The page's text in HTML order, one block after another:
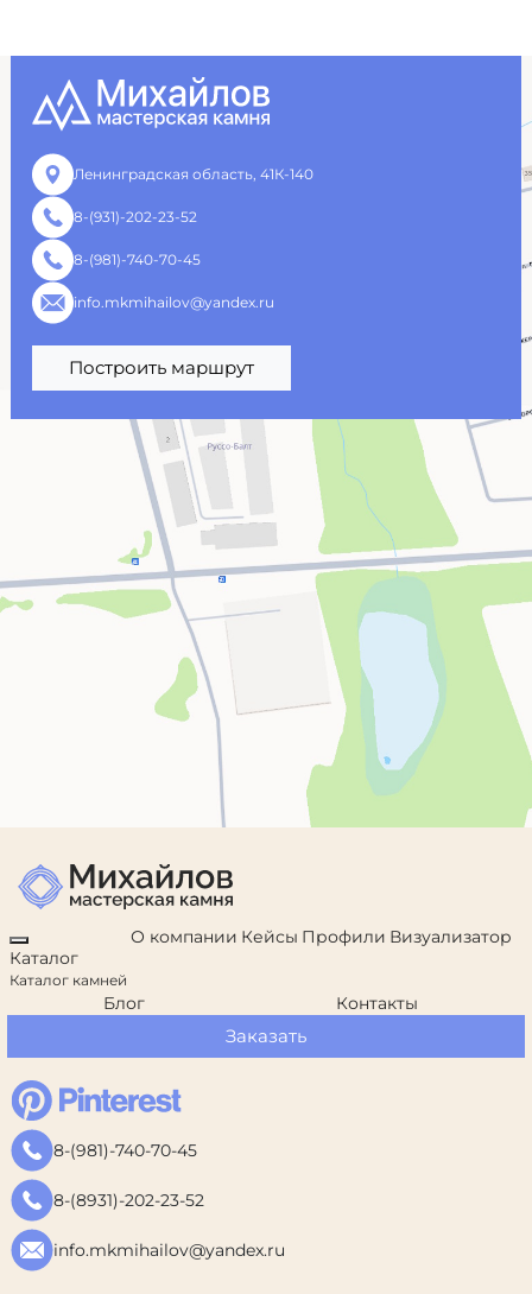
Ленинградская область, 41К-140
8-(931)-202-23-52
8-(981)-740-70-45
info.mkmihailov@yandex.ru
Построить маршрут
Каталог
Каталог камней
О компании Кейсы Профили Визуализатор
Блог Контакты
Заказать
8-(981)-740-70-45
8-(8931)-202-23-52
info.mkmihailov@yandex.ru